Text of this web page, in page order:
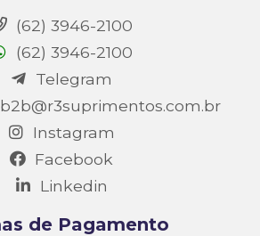
(62) 3946-2100
(62) 3946-2100
Telegram
Instagram
Facebook
Linkedin
de Pagamento